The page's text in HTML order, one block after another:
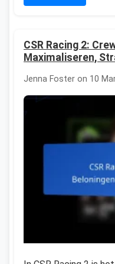
CSR Racing 2:
Maximaliseren,
Jenna Foster on 10